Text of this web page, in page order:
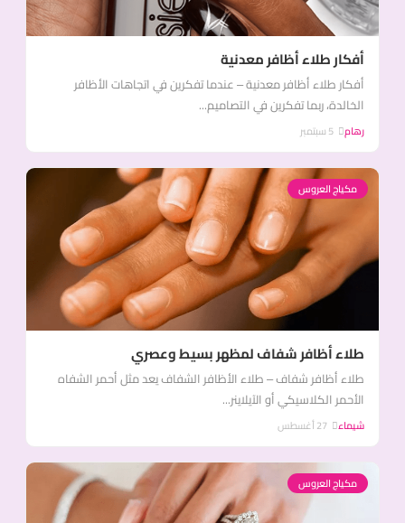
أفكار طلاء أظافر معدنية
أفكار طلاء أظافر معدنية – عندما تفكرين في اتجاهات الأظافر
الخالدة، ربما تفكرين في التصاميم...
رهام
مكياج العروس
طلاء أظافر شفاف لمظهر بسيط وعصري
طلاء أظافر شفاف – طلاء الأظافر الشفاف يعد مثل أحمر الشفاه
الأحمر الكلاسيكي أو الآيلاينر...
شيماء
مكياج العروس